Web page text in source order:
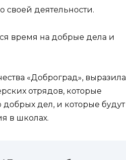
своей деятельности.
время на добрые дела и
«Доброград», выразила
отрядов, которые
дел, и которые будут
в школах.